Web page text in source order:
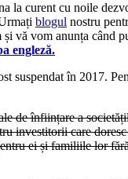
la curent cu noile
blogul nostru
și vă vom anunța când
engleză.
suspendat în 2017.
de înființare a
investitorii care
ei și familiile lor